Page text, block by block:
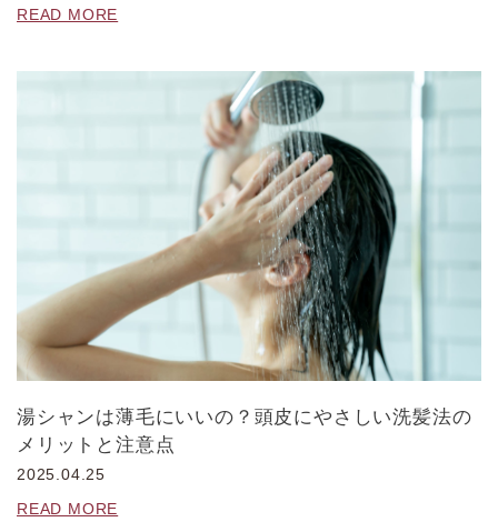
READ MORE
湯シャンは薄毛にいいの？頭皮にやさしい洗髪法の
メリットと注意点
2025.04.25
READ MORE